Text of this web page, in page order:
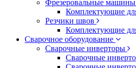
Фрезеровальные машины
Комплектующие
Резчики швов
Комплектующие
Сварочное оборудование
Сварочные инверторы
Сварочные